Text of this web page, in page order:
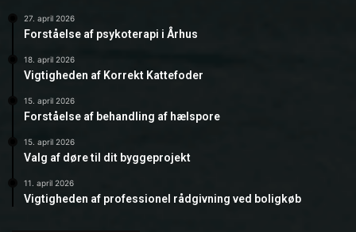
27. april 2026
Forståelse af psykoterapi i Århus
18. april 2026
Vigtigheden af Korrekt Kattefoder
15. april 2026
Forståelse af behandling af hælspore
15. april 2026
Valg af døre til dit byggeprojekt
11. april 2026
Vigtigheden af professionel rådgivning ved boligkøb